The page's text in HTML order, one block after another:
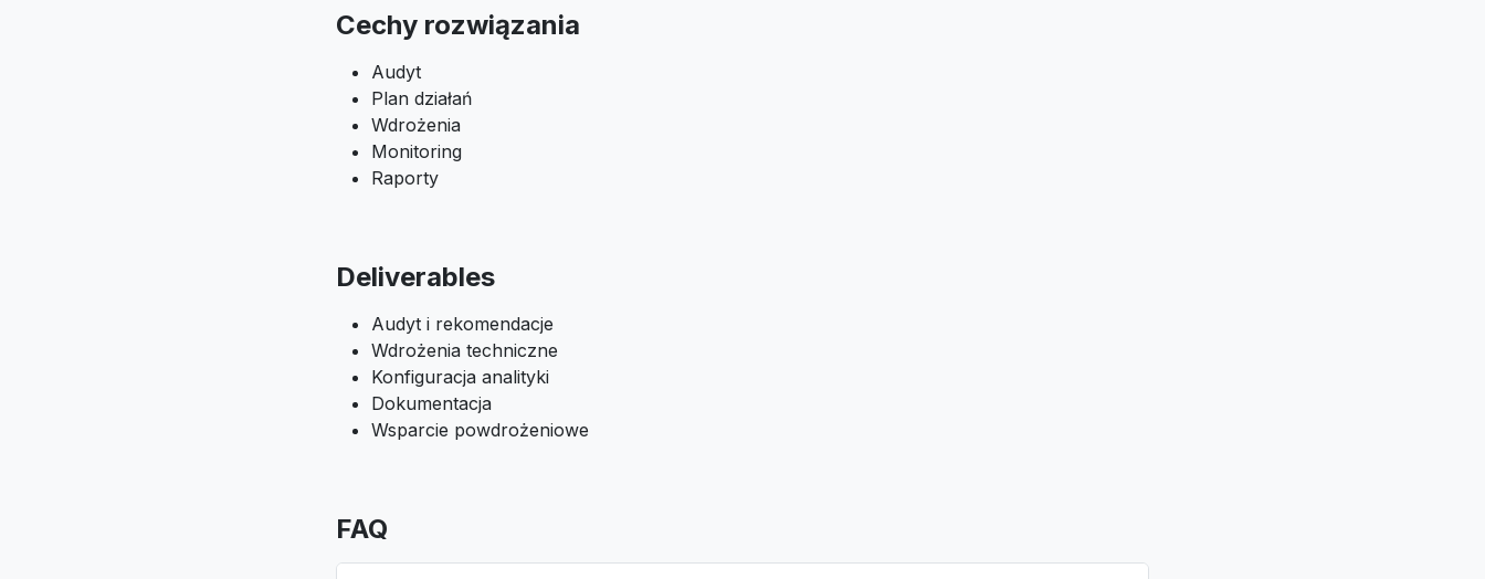
Cechy rozwiązania
Audyt
Plan działań
Wdrożenia
Monitoring
Raporty
Deliverables
Audyt i rekomendacje
Wdrożenia techniczne
Konfiguracja analityki
Dokumentacja
Wsparcie powdrożeniowe
FAQ